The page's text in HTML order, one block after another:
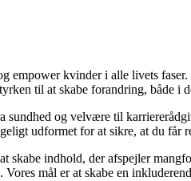
kvinder i alle livets
til at skabe forandring, både i
og velvære til
udformet for at sikre, at du får
skabe indhold, der afspejler
mål er at skabe en